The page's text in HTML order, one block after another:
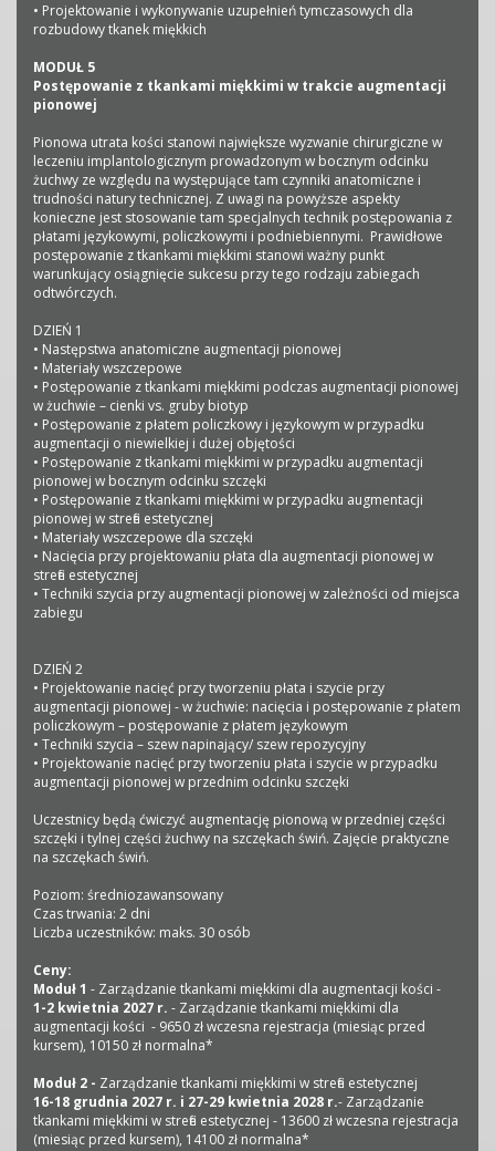
• Projektowanie i wykonywanie uzupełnień tymczasowych dla
rozbudowy tkanek miękkich
MODUŁ 5
Postępowanie z tkankami miękkimi w trakcie augmentacji
pionowej
Pionowa utrata kości stanowi największe wyzwanie chirurgiczne w
leczeniu implantologicznym prowadzonym w bocznym odcinku
żuchwy ze względu na występujące tam czynniki anatomiczne i
trudności natury technicznej. Z uwagi na powyższe aspekty
konieczne jest stosowanie tam specjalnych technik postępowania z
płatami językowymi, policzkowymi i podniebiennymi. Prawidłowe
postępowanie z tkankami miękkimi stanowi ważny punkt
warunkujący osiągnięcie sukcesu przy tego rodzaju zabiegach
odtwórczych.
DZIEŃ 1
• Następstwa anatomiczne augmentacji pionowej
• Materiały wszczepowe
• Postępowanie z tkankami miękkimi podczas augmentacji pionowej
w żuchwie – cienki vs. gruby biotyp
• Postępowanie z płatem policzkowy i językowym w przypadku
augmentacji o niewielkiej i dużej objętości
• Postępowanie z tkankami miękkimi w przypadku augmentacji
pionowej w bocznym odcinku szczęki
• Postępowanie z tkankami miękkimi w przypadku augmentacji
pionowej w strefie estetycznej
• Materiały wszczepowe dla szczęki
• Nacięcia przy projektowaniu płata dla augmentacji pionowej w
strefie estetycznej
• Techniki szycia przy augmentacji pionowej w zależności od miejsca
zabiegu
DZIEŃ 2
• Projektowanie nacięć przy tworzeniu płata i szycie przy
augmentacji pionowej - w żuchwie: nacięcia i postępowanie z płatem
policzkowym – postępowanie z płatem językowym
• Techniki szycia – szew napinający/ szew repozycyjny
• Projektowanie nacięć przy tworzeniu płata i szycie w przypadku
augmentacji pionowej w przednim odcinku szczęki
Uczestnicy będą ćwiczyć augmentację pionową w przedniej części
szczęki i tylnej części żuchwy na szczękach świń. Zajęcie praktyczne
na szczękach świń.
Poziom: średniozawansowany
Czas trwania: 2 dni
Liczba uczestników: maks. 30 osób
Ceny:
Moduł 1 - Zarządzanie tkankami miękkimi dla augmentacji kości -
1-2 kwietnia 2027 r. - Zarządzanie tkankami miękkimi dla
augmentacji kości - 9650 zł wczesna rejestracja (miesiąc przed
kursem), 10150 zł normalna*
Moduł 2 - Zarządzanie tkankami miękkimi w strefie estetycznej
16-18 grudnia 2027 r. i 27-29 kwietnia 2028 r.- Zarządzanie
tkankami miękkimi w strefie estetycznej - 13600 zł wczesna rejestracja
(miesiąc przed kursem), 14100 zł normalna*